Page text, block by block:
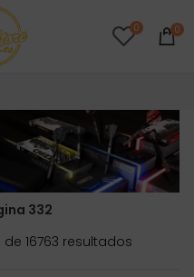
0 0
332
de 16763 resultados